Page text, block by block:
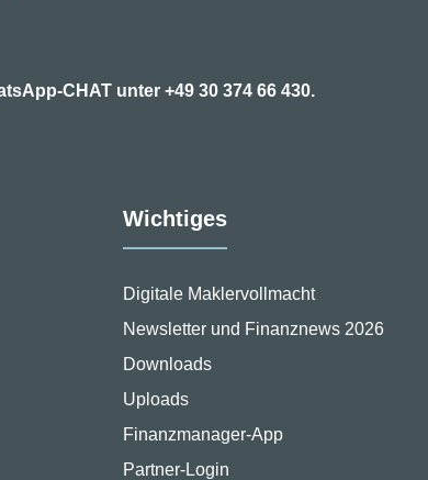
CHAT unter +49 30 374 66 430.
Wichtiges
Digitale Maklervollmacht
Newsletter und Finanznews 2026
Downloads
Uploads
Finanzmanager-App
Partner-Login